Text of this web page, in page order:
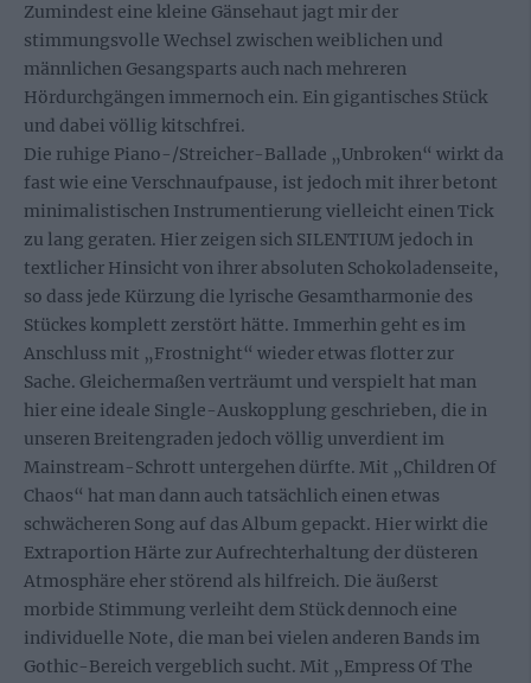
Zumindest eine kleine Gänsehaut jagt mir der
stimmungsvolle Wechsel zwischen weiblichen und
männlichen Gesangsparts auch nach mehreren
Hördurchgängen immernoch ein. Ein gigantisches Stück
und dabei völlig kitschfrei.
Die ruhige Piano-/Streicher-Ballade „Unbroken“ wirkt da
fast wie eine Verschnaufpause, ist jedoch mit ihrer betont
minimalistischen Instrumentierung vielleicht einen Tick
zu lang geraten. Hier zeigen sich SILENTIUM jedoch in
textlicher Hinsicht von ihrer absoluten Schokoladenseite,
so dass jede Kürzung die lyrische Gesamtharmonie des
Stückes komplett zerstört hätte. Immerhin geht es im
Anschluss mit „Frostnight“ wieder etwas flotter zur
Sache. Gleichermaßen verträumt und verspielt hat man
hier eine ideale Single-Auskopplung geschrieben, die in
unseren Breitengraden jedoch völlig unverdient im
Mainstream-Schrott untergehen dürfte. Mit „Children Of
Chaos“ hat man dann auch tatsächlich einen etwas
schwächeren Song auf das Album gepackt. Hier wirkt die
Extraportion Härte zur Aufrechterhaltung der düsteren
Atmosphäre eher störend als hilfreich. Die äußerst
morbide Stimmung verleiht dem Stück dennoch eine
individuelle Note, die man bei vielen anderen Bands im
Gothic-Bereich vergeblich sucht. Mit „Empress Of The